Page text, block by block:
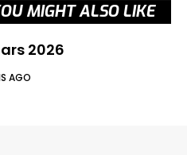
MIGHT ALSO LIKE
2026
AGO